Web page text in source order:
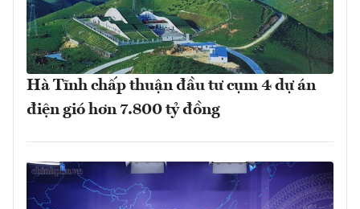
Hà Tĩnh chấp thuận đầu tư cụm 4 dự án
điện gió hơn 7.800 tỷ đồng